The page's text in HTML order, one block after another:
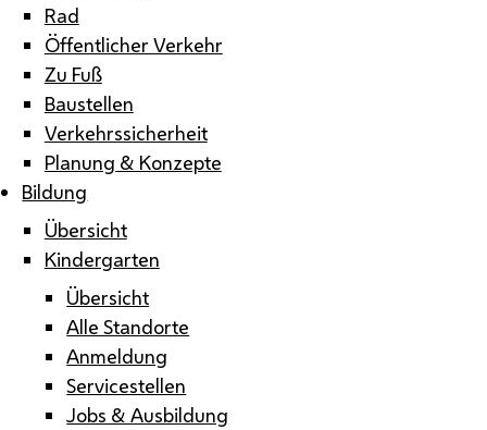
Rad
Öffentlicher Verkehr
Zu Fuß
Baustellen
Verkehrssicherheit
Planung & Konzepte
Bildung
Übersicht
Kindergarten
Übersicht
Alle Standorte
Anmeldung
Servicestellen
Jobs & Ausbildung